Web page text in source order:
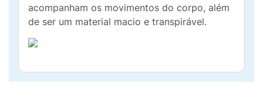
acompanham os movimentos do corpo, além
de ser um material macio e transpirável.